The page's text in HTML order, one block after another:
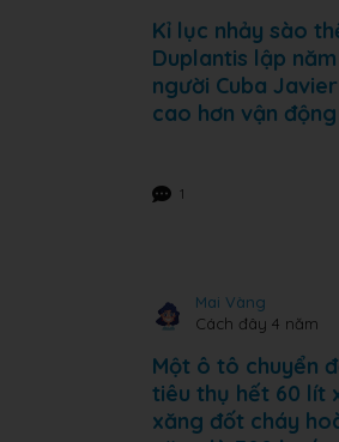
Kỉ lục nhảy sào
Duplantis lập
người Cuba
cao hơn vận
1
Mai Vàng
Cách đây 4 năm
Một ô tô chuyển
tiêu thụ hết 60 lít
xăng đốt cháy
m